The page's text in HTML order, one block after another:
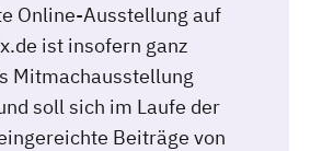
Online-Ausstellung auf
ist insofern ganz
Mitmachausstellung
soll sich im Laufe der
Beiträge von